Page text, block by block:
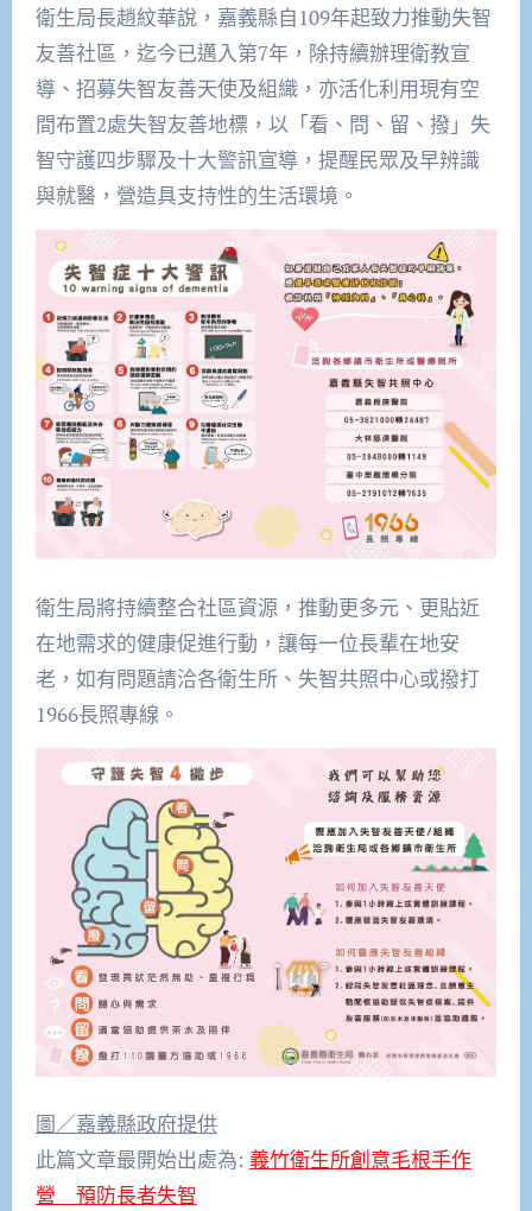
衛生局長趙紋華說，嘉義縣自109年起致力推動失智
友善社區，迄今已邁入第7年，除持續辦理衛教宣
導、招募失智友善天使及組織，亦活化利用現有空
間布置2處失智友善地標，以「看、問、留、撥」失
智守護四步驟及十大警訊宣導，提醒民眾及早辨識
與就醫，營造具支持性的生活環境。
衛生局將持續整合社區資源，推動更多元、更貼近
在地需求的健康促進行動，讓每一位長輩在地安
老，如有問題請洽各衛生所、失智共照中心或撥打
1966長照專線。
圖／嘉義縣政府提供
此篇文章最開始出處為: 義竹衛生所創意毛根手作
營 預防長者失智